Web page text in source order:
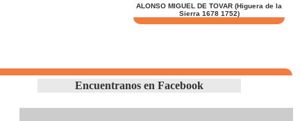
ALONSO MIGUEL DE TOVAR (Higuera de la
Sierra 1678 1752)
Encuentranos en Facebook